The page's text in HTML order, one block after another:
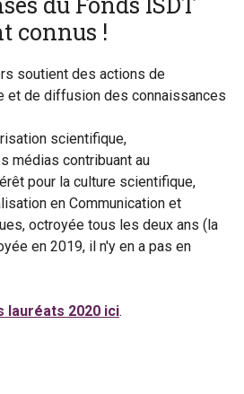
connus !
soutient des actions de
et de diffusion des connaissances
scientifique,
médias contribuant au
pour la culture scientifique,
en Communication et
octroyée tous les deux ans (la
en 2019, il n'y en a pas en
lauréats 2020 ici.